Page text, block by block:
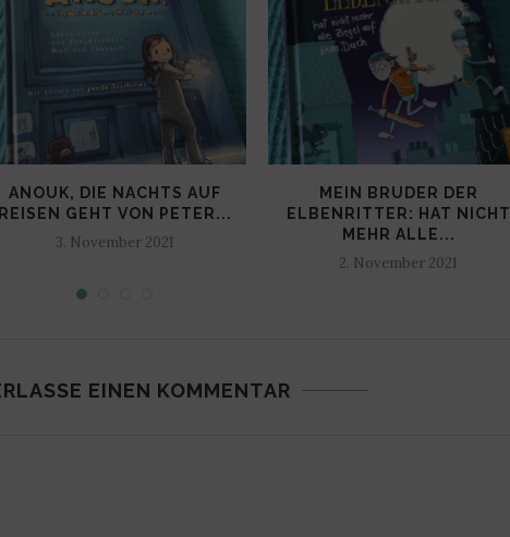
ANOUK, DIE NACHTS AUF
REISEN GEHT VON PETER...
3. November 2021
MEIN BRUDER DER
ELBENRITTER: HAT NICHT
MEHR ALLE...
2. November 2021
EINEN KOMMENTAR